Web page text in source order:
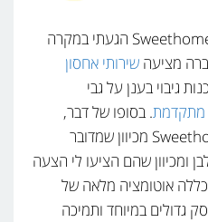
– אל Sweethome הגעתי במקרה
מציעה שירותי אחסון
גיבוי בענן על גבי
מתקדמת. בסופו של דבר,
בחרתי בשירות של Sweethome מכיוון שמדובר
ומכיוון שהם הציעו לי הצעה
אוטומציה מלאה של
גדולים במיוחד ותמיכה